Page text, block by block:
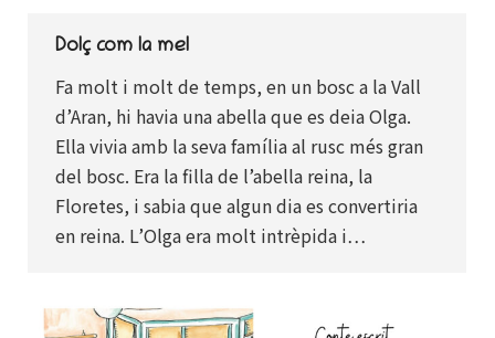
Dolç com la mel
Fa molt i molt de temps, en un bosc a la Vall
d’Aran, hi havia una abella que es deia Olga.
Ella vivia amb la seva família al rusc més gran
del bosc. Era la filla de l’abella reina, la
Floretes, i sabia que algun dia es convertiria
en reina. L’Olga era molt intrèpida i…